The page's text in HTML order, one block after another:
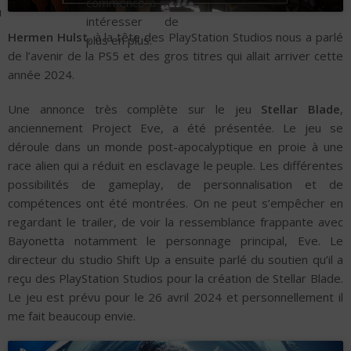
intéresser de
plus en plus.
Hermen Hulst, à la tête des PlayStation Studios nous a parlé
de l’avenir de la PS5 et des gros titres qui allait arriver cette
année 2024.
Une annonce très complète sur le jeu Stellar Blade,
anciennement Project Eve, a été présentée. Le jeu se
déroule dans un monde post-apocalyptique en proie à une
race alien qui a réduit en esclavage le peuple. Les différentes
possibilités de gameplay, de personnalisation et de
compétences ont été montrées. On ne peut s’empêcher en
regardant le trailer, de voir la ressemblance frappante avec
Bayonetta notamment le personnage principal, Eve. Le
directeur du studio Shift Up a ensuite parlé du soutien qu’il a
reçu des PlayStation Studios pour la création de Stellar Blade.
Le jeu est prévu pour le 26 avril 2024 et personnellement il
me fait beaucoup envie.